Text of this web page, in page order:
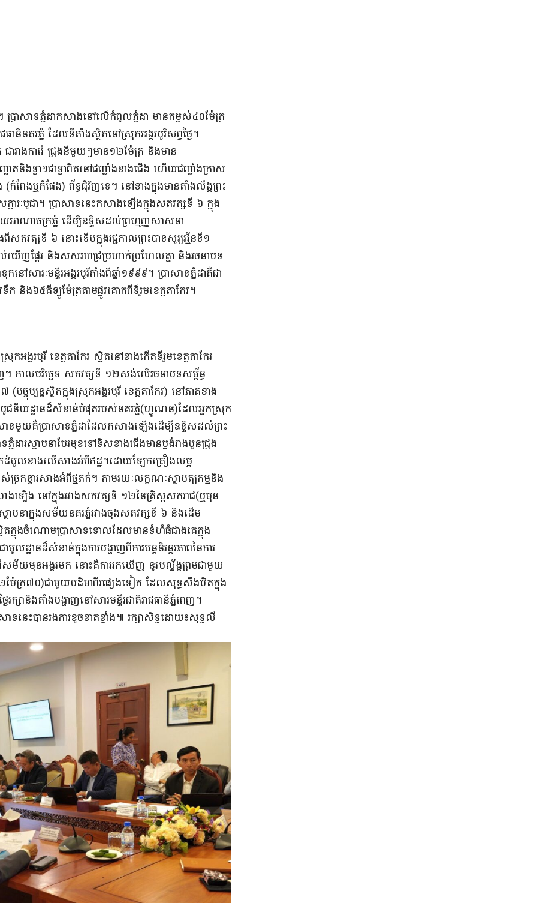
ប្រាសាទភ្នំដាកសាងនៅលើកំពូលភ្នំដា មានកម្ពស់៤០ម៉ែត្រ
នគរភ្នំ ដែលទីតាំងស្ថិតនៅស្រុកអង្គរបូរីសព្វថ្ងៃ។
ារាងការ៉េ ជ្រុងនីមួយៗមាន១២ម៉ែត្រ និងមាន
ោតនិងទ្វា១ជាទ្វាពិតនៅជញ្ជាំងខាងជើង ហើយជញ្ជាំងក្រាស
(កំពែងឬកំផែង) ព័ទ្ធជុំវិញទេ។ នៅខាងក្នុងមានតាំងលឹង្គព្រះ
ៈបូជា។ ប្រាសាទនេះកសាងឡើងក្នុងសតវត្សទី ៦ ក្នុង
យអាណាចក្រភ្នំ ដើម្បីឧទ្ទិសដល់ព្រហ្មញ្ញសាសនា
វត្សទី ៦ នោះទើបក្នុងរជ្ជកាលព្រះបាទសូរ្យវរ្ម័នទី១
តែរ និងសសរពេជ្រប្រហាក់ប្រហែលគ្នា និងរចនាបទ
សារៈមន្ទីរអង្គរបូរីតាំងពីឆ្នាំ១៩៩៩។ ប្រាសាទភ្នំដាគឺជា
និង៦៥គីឡូម៉ែត្រតាមផ្លូវគោកពីទីរួមខេត្តតាកែវ។
ង្គរបុរី ខេត្តតាកែវ ស្ថិតនៅខាងកើតទីរួមខេត្តតាកែវ
កាលបរិច្ឆេទ សតវត្សទី ១២សង់លើរចនាបទសម្ព័ន្ធ
ប្បន្នស្ថិតក្នុងស្រុកអង្គរបុរី ខេត្តតាកែវ) នៅភាគខាង
បូជនីយដ្ឋានដ៏សំខាន់បំផុតរបស់នគរភ្នំ(ហ្វូណន)ដែលអ្នកស្រុក
ទមួយគឺប្រាសាទភ្នំដាដែលកសាងឡើងដើម្បីឧទ្ទិសដល់ព្រះ
ដារស្ថាបនាបែរមុខទៅទិសខាងជើងមានប្លង់រាងបួនជ្រុង
កដំបូលខាងលើសាងអំពីឥដ្ឋ។ដោយឡែកគ្រឿងលម្អ
ស់ច្រកទ្វារសាងអំពីថ្មភក់។ តាមរយៈលក្ខណៈស្ថាបត្យកម្មនិង
ឡើង នៅក្នុងរវាងសតវត្សទី ១២នៃគ្រិស្តសករាជ(ឬមុន
ាបនាក្នុងសម័យនគរភ្នំរវាងចុងសតវត្សទី ៦ និងដើម
តក្នុងចំណោមប្រាសាទទោលដែលមានទំហំធំជាងគេក្នុង
លដ្ឋានដ៏សំខាន់ក្នុងការបង្ហាញពីការបន្តនិរន្តរភាពនៃការ
យមុនអង្គរមក នោះគឺការរកឃើញ នូវបល្ល័ង្កព្រមជាមួយ
ម៉ែត្រ៧០)ជាមួយបដិមាពីរផ្សេងទៀត ដែលសុទ្ធសឹងឋិតក្នុង
សានិងតាំងបង្ហាញនៅសារមន្ទីរជាតិរាជធានីភ្នំពេញ។
េះបានរងការខូចខាតខ្លាំង៕ រក្សាសិទ្ធដោយ៖សុទ្ធលី